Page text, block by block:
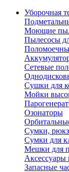
Уборочная
Моющие
Пылесосы
Сетевые
Сушки для
Мойки
Озонаторы
Сумки,
Сумки для
Мешки для
Аксессуары
Запасные